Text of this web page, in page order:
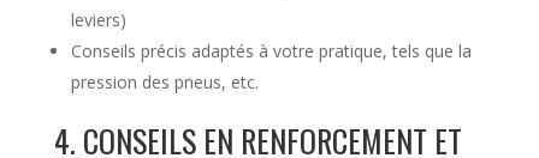
leviers)
Conseils précis adaptés à votre pratique, tels que la
pression des pneus, etc.
4. CONSEILS EN RENFORCEMENT ET